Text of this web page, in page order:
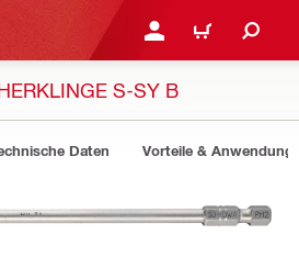
ANMELDEN ODER
WARENKORB
S-SY B
Daten Vorteile &